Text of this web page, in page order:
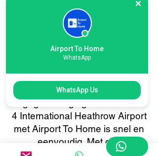
bagagebezorging op
Terminal 4 International
Heathrow Airport: reis
slimmer, niet moeilijker
Het boeken van uw
bagagebezorging voor Terminal
4 International Heathrow Airport
met Airport To Home is snel en
eenvoudig. Met ons
Airport To Home
WhatsApp
WhatsApp Us